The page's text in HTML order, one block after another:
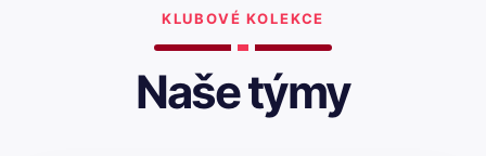
KLUBOVÉ KOLEKCE
Naše týmy